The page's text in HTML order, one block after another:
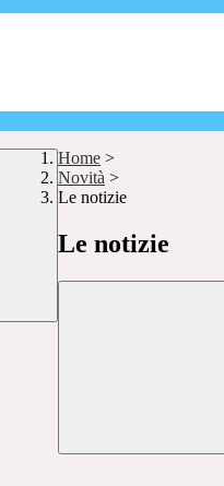
Home >
Novità >
Le notizie
Le notizie